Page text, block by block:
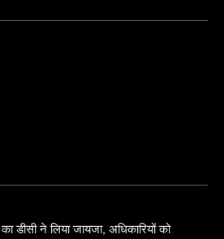
डीसी ने लिया जायजा, अधिकारियों को